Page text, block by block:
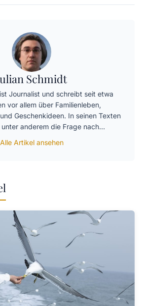
Schmidt
Journalist und schreibt seit etwa
vor allem über Familienleben,
Geschenkideen. In seinen Texten
anderem die Frage nach…
Alle Artikel ansehen